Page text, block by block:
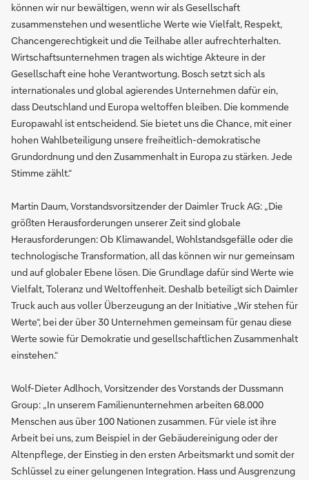
können wir nur bewältigen, wenn wir als Gesellschaft
zusammenstehen und wesentliche Werte wie Vielfalt, Respekt,
Chancengerechtigkeit und die Teilhabe aller aufrechterhalten.
Wirtschaftsunternehmen tragen als wichtige Akteure in der
Gesellschaft eine hohe Verantwortung. Bosch setzt sich als
internationales und global agierendes Unternehmen dafür ein,
dass Deutschland und Europa weltoffen bleiben. Die kommende
Europawahl ist entscheidend. Sie bietet uns die Chance, mit einer
hohen Wahlbeteiligung unsere freiheitlich-demokratische
Grundordnung und den Zusammenhalt in Europa zu stärken. Jede
Stimme zählt.“
Martin Daum, Vorstandsvorsitzender der Daimler Truck AG: „Die
größten Herausforderungen unserer Zeit sind globale
Herausforderungen: Ob Klimawandel, Wohlstandsgefälle oder die
technologische Transformation, all das können wir nur gemeinsam
und auf globaler Ebene lösen. Die Grundlage dafür sind Werte wie
Vielfalt, Toleranz und Weltoffenheit. Deshalb beteiligt sich Daimler
Truck auch aus voller Überzeugung an der Initiative „Wir stehen für
Werte“, bei der über 30 Unternehmen gemeinsam für genau diese
Werte sowie für Demokratie und gesellschaftlichen Zusammenhalt
einstehen.“
Wolf-Dieter Adlhoch, Vorsitzender des Vorstands der Dussmann
Group: „In unserem Familienunternehmen arbeiten 68.000
Menschen aus über 100 Nationen zusammen. Für viele ist ihre
Arbeit bei uns, zum Beispiel in der Gebäudereinigung oder der
Altenpflege, der Einstieg in den ersten Arbeitsmarkt und somit der
Schlüssel zu einer gelungenen Integration. Hass und Ausgrenzung